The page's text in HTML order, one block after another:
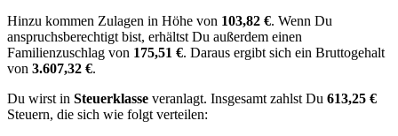
Hinzu kommen Zulagen in Höhe von 103,82 €. Wenn Du
anspruchsberechtigt bist, erhältst Du außerdem einen
Familienzuschlag von 175,51 €. Daraus ergibt sich ein Bruttogehalt
von 3.607,32 €.
Du wirst in Steuerklasse veranlagt. Insgesamt zahlst Du 613,25 €
Steuern, die sich wie folgt verteilen: